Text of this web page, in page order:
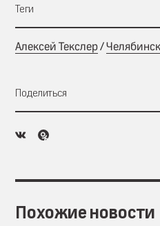
Теги
Алексей Текслер/
Поделиться
Похожие новости